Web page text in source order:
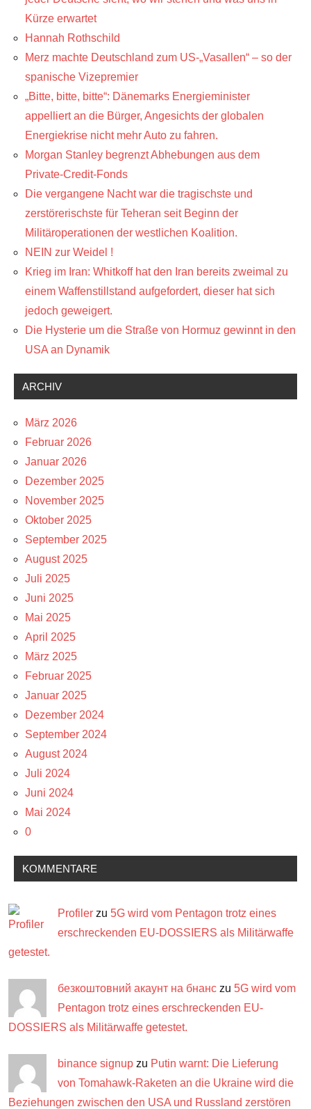
Kürze erwartet
Hannah Rothschild
Merz machte Deutschland zum US-„Vasallen“ – so der
spanische Vizepremier
„Bitte, bitte, bitte“: Dänemarks Energieminister
appelliert an die Bürger, Angesichts der globalen
Energiekrise nicht mehr Auto zu fahren.
Morgan Stanley begrenzt Abhebungen aus dem
Private-Credit-Fonds
Die vergangene Nacht war die tragischste und
zerstörerischste für Teheran seit Beginn der
Militäroperationen der westlichen Koalition.
NEIN zur Weidel !
Krieg im Iran: Whitkoff hat den Iran bereits zweimal zu
einem Waffenstillstand aufgefordert, dieser hat sich
jedoch geweigert.
Die Hysterie um die Straße von Hormuz gewinnt in den
USA an Dynamik
ARCHIV
März 2026
Februar 2026
Januar 2026
Dezember 2025
November 2025
Oktober 2025
September 2025
August 2025
Juli 2025
Juni 2025
Mai 2025
April 2025
März 2025
Februar 2025
Januar 2025
Dezember 2024
September 2024
August 2024
Juli 2024
Juni 2024
Mai 2024
0
KOMMENTARE
Profiler zu 5G wird vom Pentagon trotz eines
erschreckenden EU-DOSSIERS als Militärwaffe
getestet.
безкоштовний акаунт на бнанс zu 5G wird vom
Pentagon trotz eines erschreckenden EU-
DOSSIERS als Militärwaffe getestet.
binance signup zu Putin warnt: Die Lieferung
von Tomahawk-Raketen an die Ukraine wird die
Beziehungen zwischen den USA und Russland zerstören